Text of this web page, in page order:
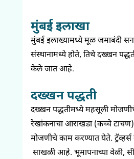
मुंबई इलाखा
मुंबई इलाख्यामध्ये मूळजमाबंदीसन
संस्थानामध्ये होते, तिथेदख्खन
केले जात आहे.
दख्खन पद्धती
दख्खनपद्धतीमध्ये महसूली
रेखांकनाचाआराखडा(कच्चेटाचण)
मोजणीचे काम करण्यात येते. ट्रॅव्हर्स
साखळी आहे. भूमापनाच्यावेळी,